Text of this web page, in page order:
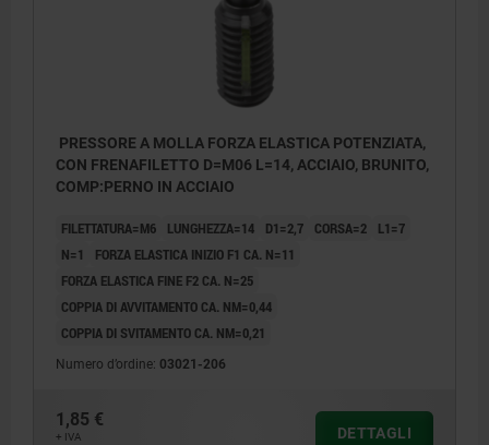
PRESSORE A MOLLA FORZA ELASTICA POTENZIATA,
CON FRENAFILETTO D=M06 L=14, ACCIAIO, BRUNITO,
COMP:PERNO IN ACCIAIO
FILETTATURA=M6 LUNGHEZZA=14 D1=2,7 CORSA=2
L1=7
N=1
FORZA ELASTICA INIZIO F1 CA. N=11
FORZA ELASTICA FINE F2 CA. N=25
COPPIA DI AVVITAMENTO CA. NM=0,44
COPPIA DI SVITAMENTO CA. NM=0,21
Numero d’ordine: 03021-206
1,85 €
+ IVA
DETTAGLI